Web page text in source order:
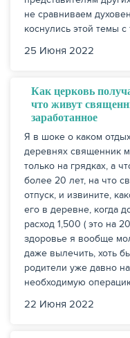
не сравниваем
коснулись этой темы
25 Июня 2022
Как церковь
что живут
заработанное
Я в шоке о каком
деревнях священник
только на грядках, а
более 20 лет, на что
отпуск, и извините,
его в деревне, когда
расход 1,500 ( это на
здоровье я вообще
даже вылечить, хоть
родители уже давно
необходимую
22 Июня 2022